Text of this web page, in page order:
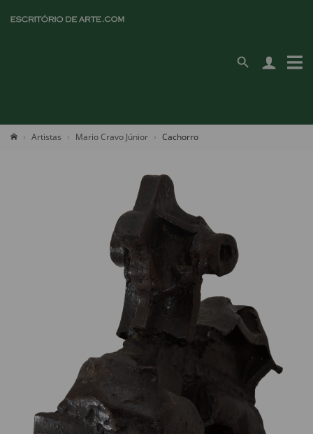
Artistas Mario Cravo Júnior Cachorro